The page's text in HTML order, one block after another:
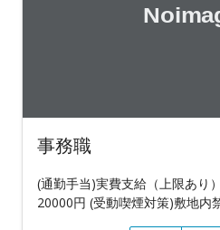
事務職
(通勤手当)実費支給（上限あり
20000円 (受動喫煙対策)敷地内